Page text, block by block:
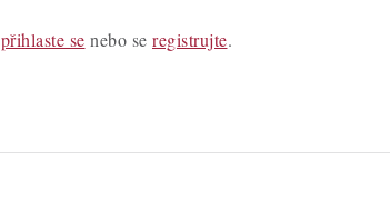
přihlaste se nebo se registrujte.